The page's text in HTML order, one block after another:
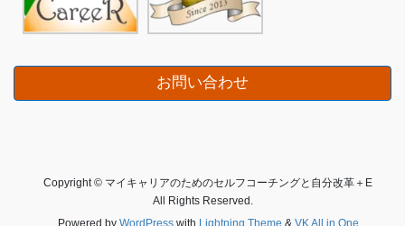
お問い合わせ
Copyright © マイキャリアのためのセルフコーチングと自分改革＋E
All Rights Reserved.
Powered by WordPresswith Lightning Theme & VK All in One